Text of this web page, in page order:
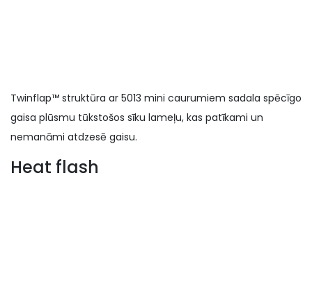
Twinflap™ struktūra ar 5013 mini caurumiem sadala spēcīgo
gaisa plūsmu tūkstošos sīku lameļu, kas patīkami un
nemanāmi atdzesē gaisu.
Heat flash